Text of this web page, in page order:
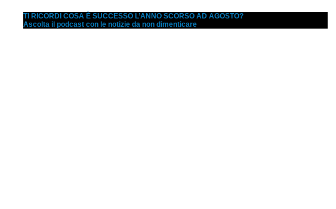
TI RICORDI COSA È SUCCESSO L’ANNO SCORSO AD AGOSTO?
Ascolta il podcast con le notizie da non dimenticare